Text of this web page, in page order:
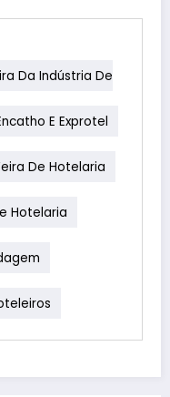
Da Indústria De
E Exprotel
De Hotelaria
Hotelaria